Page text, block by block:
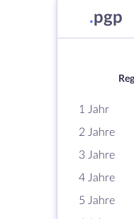
.pgp
1 Jahr
2 Jahre
3 Jahre
4 Jahre
5 Jahre